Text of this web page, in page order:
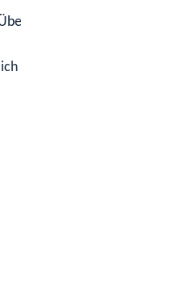
Erfüllen Sie
lange dauern